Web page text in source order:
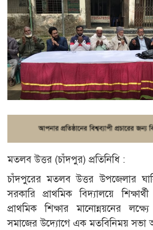
মতলব উত্তর (চাঁদপুর) প্রতিনিধি :
চাঁদপুরের মতলব উত্তর উপজেলার
সরকারি প্রাথমিক বিদ্যালয়ে
প্রাথমিক শিক্ষার মানোন্নয়নের
সমাজের উদ্যোগে এক মতবিনিময় সভা